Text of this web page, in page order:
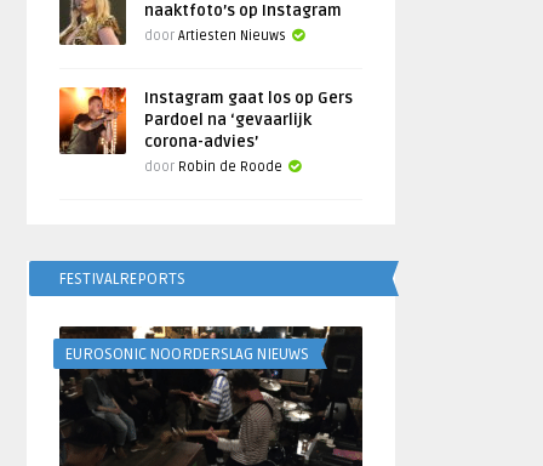
naaktfoto’s op Instagram
doorArtiesten Nieuws
Instagram gaat los op Gers
Pardoel na ‘gevaarlijk
corona-advies’
door Robin de Roode
FESTIVALREPORTS
EUROSONIC NOORDERSLAG NIEUWS